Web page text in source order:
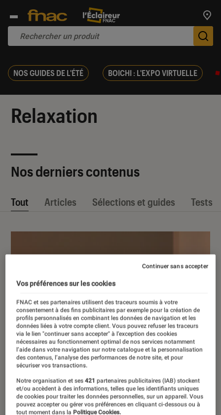
NOS GUIDES DE L'ÉTÉ BOICHI : L'EXPO VIRTUELLE
Relaxation
Nos derniers contenus
Tout Articles Sélections et guides Tests
Vos préférences sur les cookies
FNAC et ses partenaires utilisent des traceurs soumis à votre
consentement à des fins publicitaires par exemple pour la création de
profils personnalisés en combinant les données de navigation et les
données liées à votre compte client. Vous pouvez refuser les traceurs
via le lien "continuer sans accepter" à l’exception des cookies
nécessaires au fonctionnement optimal de nos services notamment
l’aide dans votre navigation sur notre catalogue et la personnalisation
des contenus, l’analyse des performances de notre site, et pour
sécuriser vos transactions.
Notre organisation et ses421 partenaires publicitaires (IAB) stockent
et/ou accèdent à des informations, telles que les identifiants uniques
de cookies pour traiter les données personnelles, sur un appareil. Vous
pouvez accepter ou gérer vos préférences en cliquant ci-dessous ou à
tout moment dans la Politique Cookies.
Continuer sans accepter